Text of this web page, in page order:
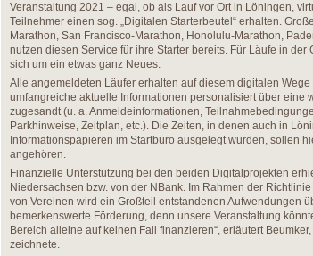
Veranstaltung 2021 – egal, ob als Lauf vor Ort in Löningen,
Teilnehmer einen sog. „Digitalen Starterbeutel“ erhalten.
Marathon, San Francisco-Marathon, Honolulu-Marathon,
nutzen diesen Service für ihre Starter bereits. Für Läufe in
sich um ein etwas ganz Neues.
Alle angemeldeten Läufer erhalten auf diesem digitalen
umfangreiche aktuelle Informationen personalisiert über eine
zugesandt (u. a. Anmeldeinformationen,
Parkhinweise, Zeitplan, etc.). Die Zeiten, in denen auch in
Informationspapieren im Startbüro ausgelegt wurden, sollen
angehören.
Finanzielle Unterstützung bei den beiden Digitalprojekten
Niedersachsen bzw. von der NBank. Im Rahmen der
von Vereinen wird ein Großteil entstandenen Aufwendungen
bemerkenswerte Förderung, denn unsere Veranstaltung
Bereich alleine auf keinen Fall finanzieren“, erläutert
zeichnete.